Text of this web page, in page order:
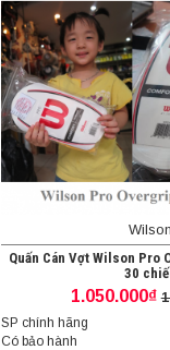
Wilson
Quấn Cán Vợt Wilson Pro
30
1.050.000₫
SP chính hãng
Có bảo hành